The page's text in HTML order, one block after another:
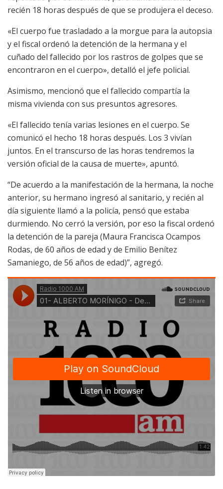
recién 18 horas después de que se produjera el deceso.
«El cuerpo fue trasladado a la morgue para la autopsia
y el fiscal ordenó la detención de la hermana y el
cuñado del fallecido por los rastros de golpes que se
encontraron en el cuerpo», detalló el jefe policial.
Asimismo, mencionó que el fallecido compartía la
misma vivienda con sus presuntos agresores.
«El fallecido tenía varias lesiones en el cuerpo. Se
comunicó el hecho 18 horas después. Los 3 vivían
juntos. En el transcurso de las horas tendremos la
versión oficial de la causa de muerte», apuntó.
“De acuerdo a la manifestación de la hermana, la noche
anterior, su hermano ingresó al sanitario, y recién al
día siguiente llamó a la policía, pensó que estaba
durmiendo. No cerró la versión, por eso la fiscal ordenó
la detención de la pareja (Maura Francisca Ocampos
Rodas, de 60 años de edad y de Emilio Benítez
Samaniego, de 56 años de edad)”, agregó.